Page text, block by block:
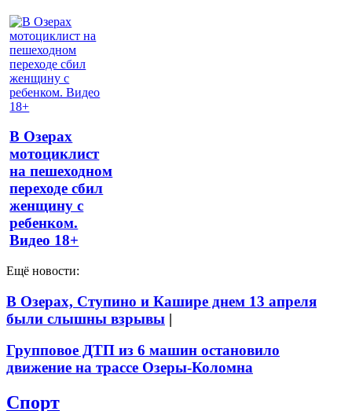
В Озерах
мотоциклист
на пешеходном
переходе сбил
женщину с
ребенком.
Видео 18+
Ещё новости:
В Озерах, Ступино и Кашире днем 13 апреля
были слышны взрывы |
Групповое ДТП из 6 машин остановило
движение на трассе Озеры-Коломна
Спорт